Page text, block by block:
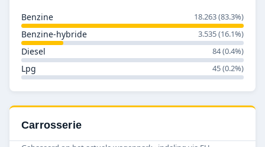
Benzine 18.263 (83.3%)
Benzine-hybride 3.535 (16.1%)
Diesel 84 (0.4%)
Lpg 45 (0.2%)
Carrosserie